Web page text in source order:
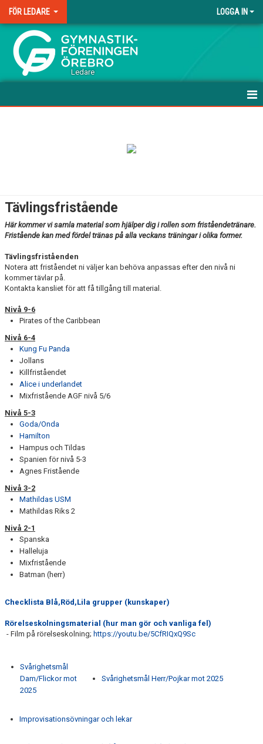
FÖR LEDARE LOGGA IN
.
Ledare
DOKUMENT
LEDARSTÖD
ANMÄLAN TILL TÄVLING/LÄGER
FELANMÄLAN
MATERIAL TILL LEDARE TRUPP
Tävlingsfristående
Här kommer vi samla material som hjälper dig i rollen som friståendetränare.
Fristående kan med fördel tränas på alla veckans träningar i olika former.
Tävlingsfriståenden
Notera att friståendet ni väljer kan behöva anpassas efter den nivå ni
kommer tävlar på.
Kontakta kansliet för att få tillgång till material.
Nivå 9-6
Pirates of the Caribbean
Nivå 6-4
Kung Fu Panda
Jollans
Killfriståendet
Alice i underlandet
Mixfristående AGF nivå 5/6
Nivå 5-3
Goda/Onda
Hamilton
Hampus och Tildas
Spanien för nivå 5-3
Agnes Fristående
Nivå 3-2
Mathildas USM
Mathildas Riks 2
Nivå 2-1
Spanska
Halleluja
Mixfristående
Batman (herr)
Checklista Blå,Röd,Lila grupper (kunskaper)
Rörelseskolningsmaterial (hur man gör och vanliga fel)
- Film på rörelseskolning; https://youtu.be/5CfRIQxQ9Sc
Svårighetsmål
Dam/Flickor mot
2025
Svårighetsmål Herr/Pojkar mot 2025
Improvisationsövningar och lekar